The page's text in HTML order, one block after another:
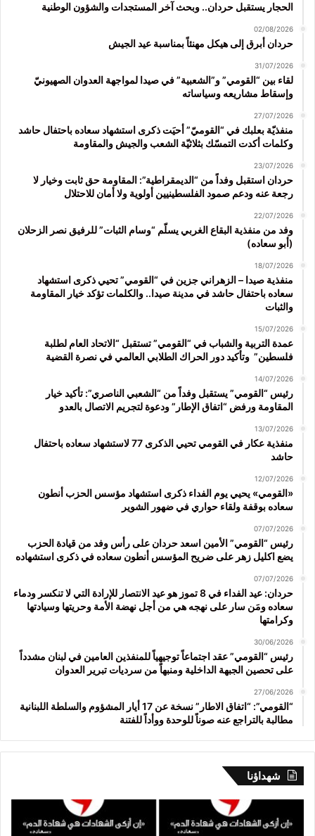
الحجار يستقبل حردان.. وبحث آخر المستجدات والشؤون الوطنية
02/08/2026
حردان أبرق إلى هيكل مهنئاً بمناسبة عيد الجيش
31/07/2026
لقاء بين “القومي” و”الشعبية” في صيدا لمواجهة العدوان الصهيونيّ
وإسقاط مشاريعه وسياساته
27/07/2026
منفذيّة بعلبك في “القوميّ” أحيَت ذكرى استشهاد سعاده باحتفال حاشد
وكلمات أكدت التمسّك بثلاثيّة الشعب والجيش والمقاومة
23/07/2026
حردان استقبل وفداً من “الديمقراطية”: المقاومة حق ثابت وخيار لا
رجعة عنه ودعم صمود الفلسطينيين أولوية ولا أمان للاحتلال
22/07/2026
وفد من منفذية البقاع الغربي يسلّم “وسام الثبات” للرفيق نصر الزحلان
(أبو سعاده)
18/07/2026
منفذية صيدا – الزهراني جزين في “القومي” تحيي ذكرى استشهاد
سعاده باحتفال حاشد في مدينة صيدا.. والكلمات تؤكد خيار المقاومة
والثبات
15/07/2026
عمدة التربية والشباب في “القومي” تستقبل “الاتحاد العام لطلبة
فلسطين” وتأكيد دور الحراك الطلابي العالمي في نصرة القضية
14/07/2026
رئيس “القومي” يستقبل وفداً من “الشعبي الناصري”: تأكيد خيار
المقاومة ورفض “اتفاق الإطار” ودعوة لتجريم الاتصال بالعدو
13/07/2026
منفذية عكار في القومي تحيي الذكرى 77 لاستشهاد سعاده باحتفال
حاشد
12/07/2026
«القومي» يحيي يوم الفداء ذكرى استشهاد مؤسس الحزب أنطون
سعاده بوقفة ولقاء حواري في ضهور الشوير
07/07/2026
رئيس “القومي” الأمين اسعد حردان على رأس وفد من قيادة الحزب
يضع اكليل زهر على ضريح المؤسس أنطون سعاده في ذكرى استشهاده
07/07/2026
حردان: عيد الفداء في 8 تموز هو عيد الانتصار للإرادة التي لا تنكسر ودماء
سعاده ومَن سار على نهجه هي من أجل نهضة الأمة وحريتها وسيادتها
وكرامتها
30/06/2026
رئيس “القومي” عقد اجتماعاً توجيهياً للمنفذين العامين في لبنان مشدداً
على تحصين الجبهة الداخلية ومنبهاً من سرديات تبرير العدوان
27/06/2026
“القومي”: “اتفاق الاطار” نسخة عن 17 أيار المشؤوم والسلطة اللبنانية
مطالبة بالتراجع عنه صوناً للوحدة ووأداً للفتنة
شهداؤنا